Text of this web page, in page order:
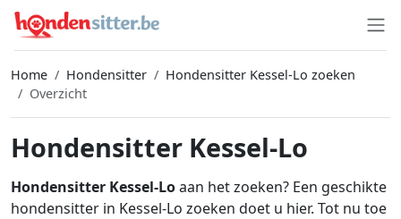
Home Hondensitter
Hondensitter Kessel-Lo zoeken
Overzicht
Hondensitter Kessel-Lo
Hondensitter Kessel-Loaan het zoeken? Een geschikte
hondensitter in Kessel-Lo zoeken doet u hier. Tot nu toe